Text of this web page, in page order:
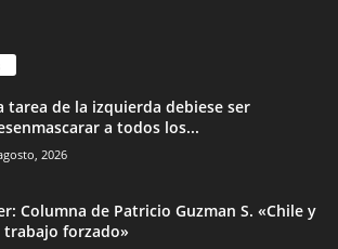
tarea de la izquierda debiese ser
a todos los...
2026
Columna de Patricio Guzman S. «Chile y
trabajo forzado»